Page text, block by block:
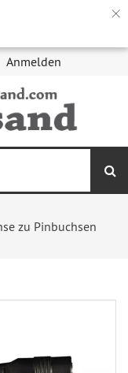
×
Anmelden
zu Pinbuchsen